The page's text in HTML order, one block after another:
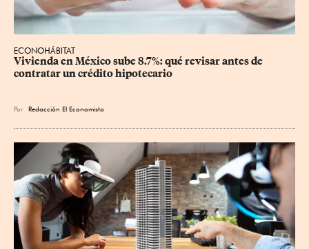
ECONOHÁBITAT
Vivienda en México sube 8.7%: qué revisar antes de
contratar un crédito hipotecario
Por Redacción El Economista